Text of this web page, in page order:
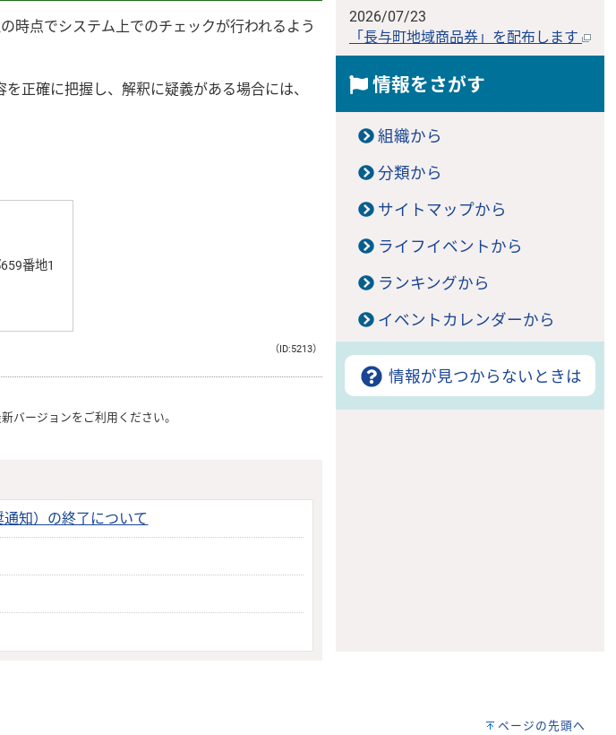
時点でシステム上でのチェックが行われるよう
正確に把握し、解釈に疑義がある場合には、
番地1
（ID:5213）
バージョンをご利用ください。
知）の終了について
2026/07/23
「長与町地域商品券」を配布します
情報をさがす
組織から
分類から
サイトマップから
ライフイベントから
ランキングから
イベントカレンダーから
情報が見つからないときは
ページの先頭へ